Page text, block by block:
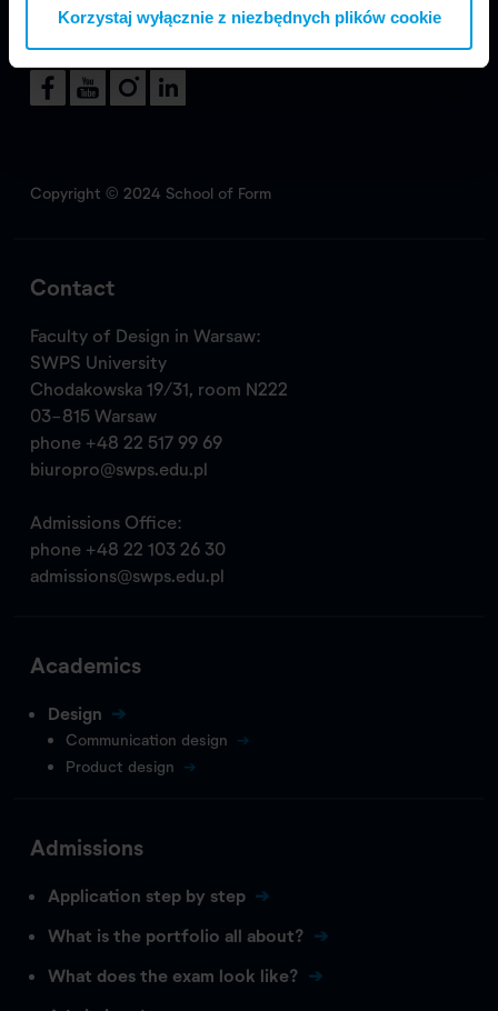
Korzystaj wyłącznie z niezbędnych plików cookie
Copyright © 2024 School of Form
Contact
Faculty of Design in Warsaw:
SWPS University
Chodakowska 19/31, room N222
03-815 Warsaw
phone +48 22 517 99 69
biuropro@swps.edu.pl
Admissions Office:
phone +48 22 103 26 30
admissions@swps.edu.pl
Academics
Design
Communication design
Product design
Admissions
Application step by step
What is the portfolio all about?
What does the exam look like?